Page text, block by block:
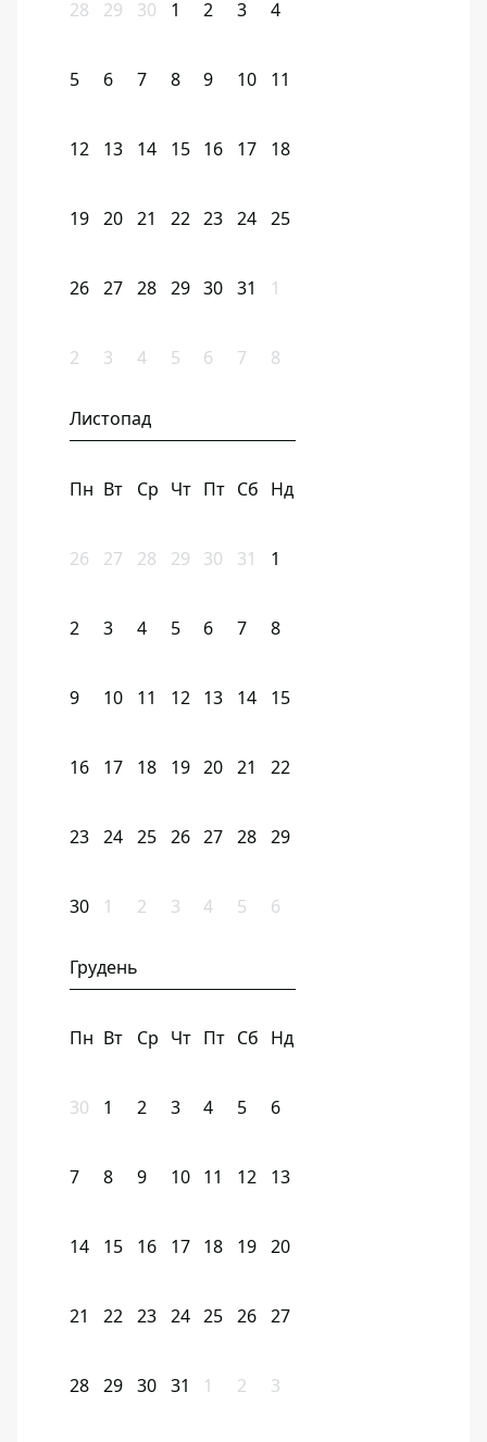
28 29 30 1 2 3 4
5 6 7 8 9 10 11
12 13 14 15 16 17 18
19 20 21 22 23 24 25
26 27 28 29 30 31 1
2 3 4 5 6 7 8
Листопад
Пн Вт Ср Чт Пт Сб Нд
26 27 28 29 30 31 1
2 3 4 5 6 7 8
9 10 11 12 13 14 15
16 17 18 19 20 21 22
23 24 25 26 27 28 29
30 1 2 3 4 5 6
Грудень
Пн Вт Ср Чт Пт Сб Нд
30 1 2 3 4 5 6
7 8 9 10 11 12 13
14 15 16 17 18 19 20
21 22 23 24 25 26 27
28 29 30 31 1 2 3